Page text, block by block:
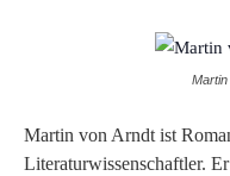
Martin von Arndt ist
Literaturwissenschaftler.